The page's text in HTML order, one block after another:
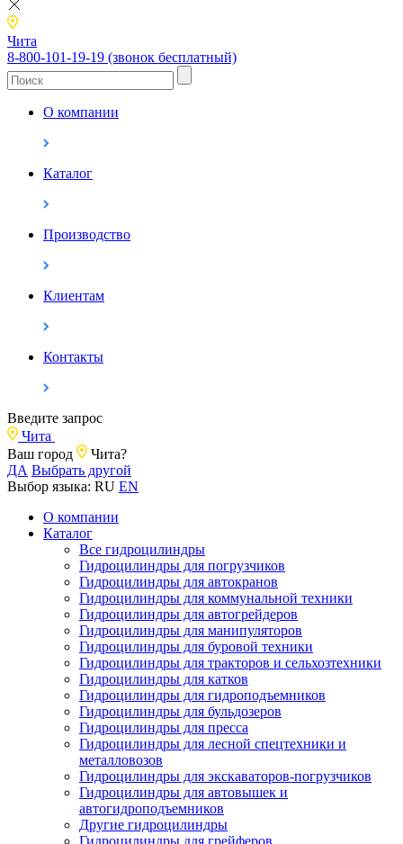
Чита
8-800-101-19-19 (звонок бесплатный)
О компании
Каталог
Производство
Клиентам
Контакты
Введите запрос
Чита
Ваш город
Чита?
ДА Выбрать другой
Выбор языка: RU EN
О компании
Каталог
Все гидроцилиндры
Гидроцилиндры для погрузчиков
Гидроцилиндры для автокранов
Гидроцилиндры для коммунальной техники
Гидроцилиндры для автогрейдеров
Гидроцилиндры для манипуляторов
Гидроцилиндры для буровой техники
Гидроцилиндры для тракторов и сельхозтехники
Гидроцилиндры для катков
Гидроцилиндры для гидроподъемников
Гидроцилиндры для бульдозеров
Гидроцилиндры для пресса
Гидроцилиндры для лесной спецтехники и
металловозов
Гидроцилиндры для экскаваторов-погрузчиков
Гидроцилиндры для автовышек и
автогидроподъемников
Другие гидроцилиндры
Гидроцилиндры для грейферов